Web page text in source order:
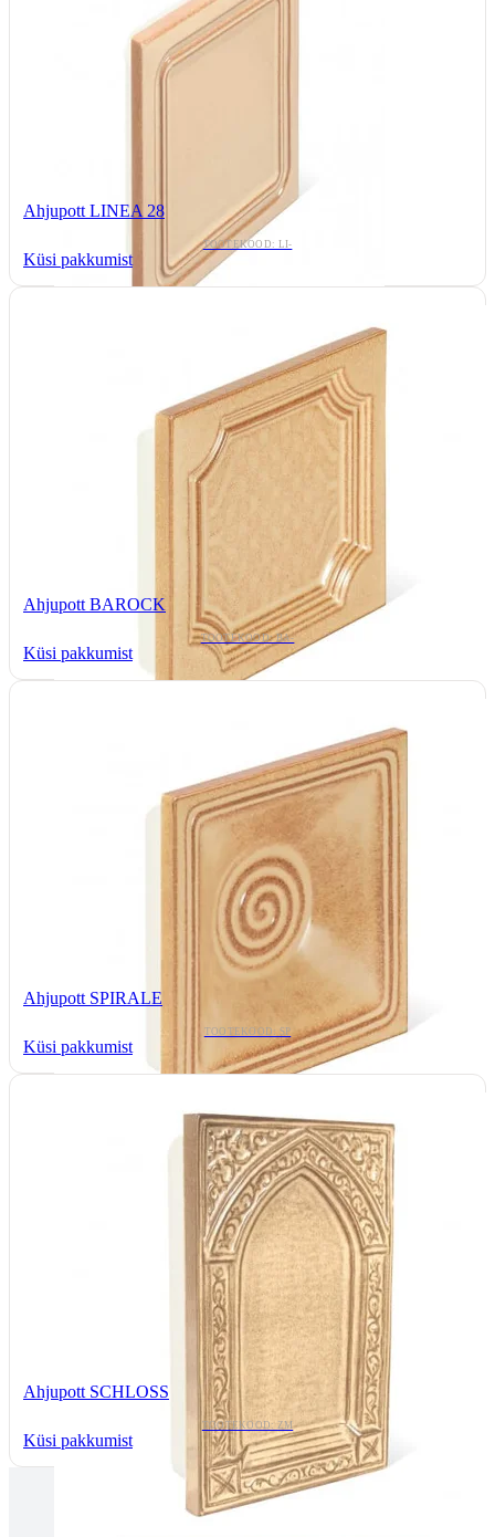
Ahjupott LINEA 28
TOOTEKOOD: LI-
Küsi pakkumist
Ahjupott BAROCK
TOOTEKOOD: BA-
Küsi pakkumist
Ahjupott SPIRALE
TOOTEKOOD: SP
Küsi pakkumist
Ahjupott SCHLOSS
TOOTEKOOD: ZM
Küsi pakkumist
Tallinnas kaminasalong